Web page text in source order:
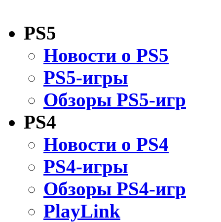
PS5
Новости о PS5
PS5-игры
Обзоры PS5-игр
PS4
Новости о PS4
PS4-игры
Обзоры PS4-игр
PlayLink